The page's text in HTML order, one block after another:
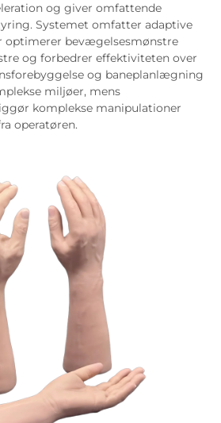
og giver omfattende
Systemet omfatter adaptive
bevægelsesmønstre
og forbedrer effektiviteten over
og baneplanlægning
miljøer, mens
komplekse manipulationer
operatøren.